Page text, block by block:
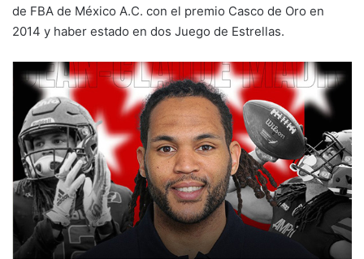
de FBA de México A.C. con el premio Casco de Oro en
2014 y haber estado en dos Juego de Estrellas.